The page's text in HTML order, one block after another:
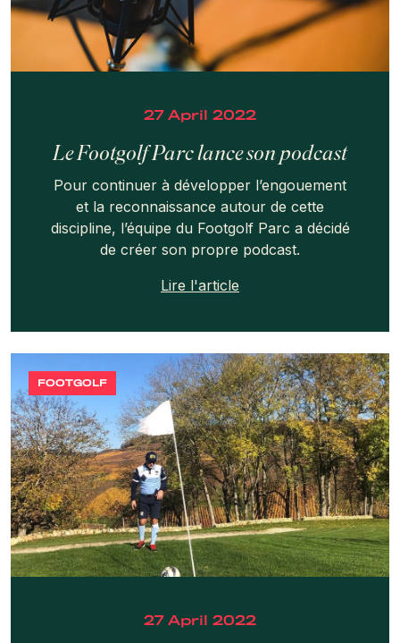
27 April 2022
Le Footgolf Parc lance son podcast
Pour continuer à développer l’engouement
et la reconnaissance autour de cette
discipline, l’équipe du Footgolf Parc a décidé
de créer son propre podcast.
Lire l'article
FOOTGOLF
27 April 2022